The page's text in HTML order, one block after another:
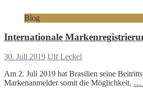
Blog
Internationale
30. Juli 2019 Ulf Leckel
Am 2. Juli 2019 hat Brasilien seine
Markenanmelder somit die Möglichkeit, …